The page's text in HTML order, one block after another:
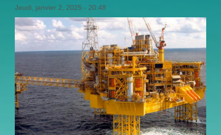
Jeudi, janvier 2, 2025 - 20:48